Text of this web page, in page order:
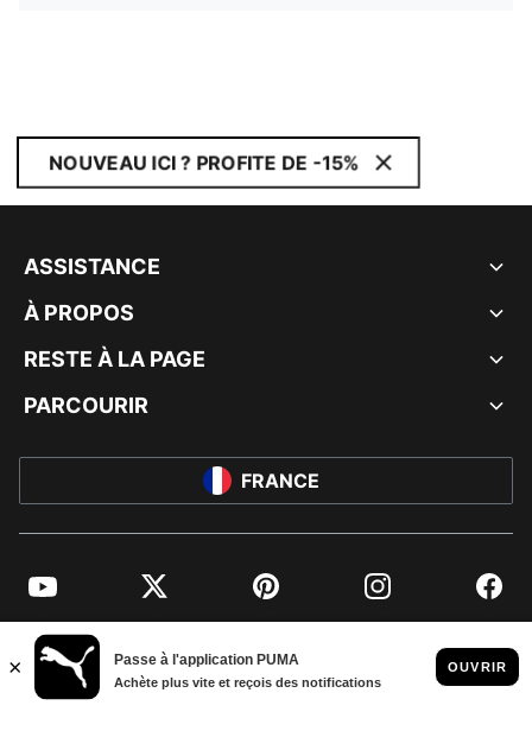
NOUVEAU ICI ? PROFITE DE -15%
ASSISTANCE
À PROPOS
RESTE À LA PAGE
PARCOURIR
FRANCE
YouTube Twitter Pinterest Instagram
© PUMA EUROPE GMBH, 2026. TOUS DROITS RÉSERVÉS
MENTIONS ET DONNÉES LÉGALES